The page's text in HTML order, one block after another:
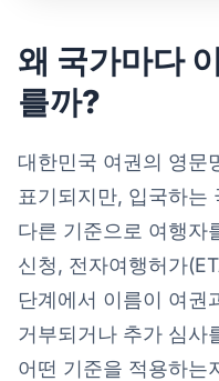
왜 국가마다
를까?
대한민국 여권의 영문
표기되지만, 입국하는
다른 기준으로 여행자
신청, 전자여행허가
단계에서 이름이 여권
거부되거나 추가 심사
어떤 기준을 적용하는